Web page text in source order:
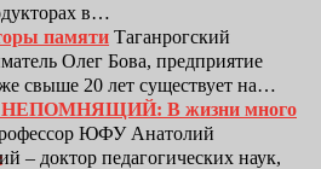
в…
памяти Таганрогский
Олег Бова, предприятие
свыше 20 лет существует на…
НЕПОМНЯЩИЙ: В жизни много
ЮФУ Анатолий
– доктор педагогических наук,